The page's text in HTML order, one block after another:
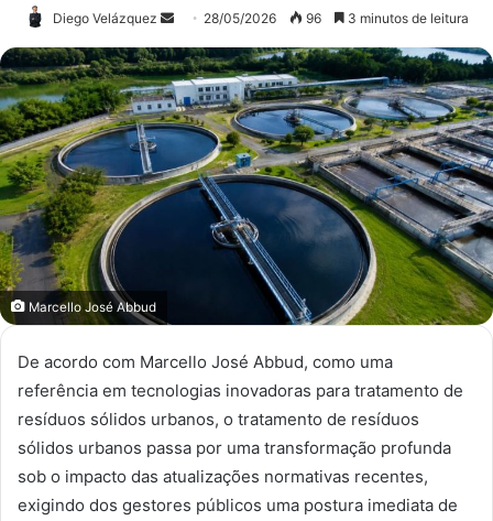
Diego Velázquez
Mande
e-
mail
28/05/2026 96 3 minutos de leitura
Marcello José Abbud
De acordo com Marcello José Abbud, como uma
referência em tecnologias inovadoras para tratamento de
resíduos sólidos urbanos, o tratamento de resíduos
sólidos urbanos passa por uma transformação profunda
sob o impacto das atualizações normativas recentes,
exigindo dos gestores públicos uma postura imediata de